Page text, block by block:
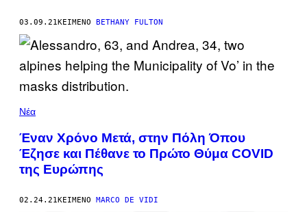
03.09.21ΚΕΊΜΕΝΟ BETHANY FULTON
Νέα
Έναν Χρόνο Μετά, στην Πόλη Όπου
Έζησε και Πέθανε το Πρώτο Θύμα COVID
της Ευρώπης
02.24.21ΚΕΊΜΕΝΟ MARCO DE VIDI